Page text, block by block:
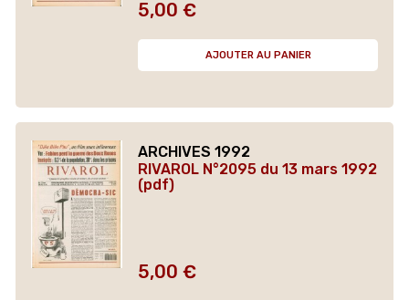
Prix
5,00 €
AJOUTER AU PANIER
ARCHIVES 1992
RIVAROL N°2095 du 13 mars 1992
(pdf)
Prix
5,00 €